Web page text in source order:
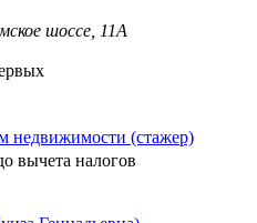
шоссе, 11А
недвижимости (стажер)
вычета налогов